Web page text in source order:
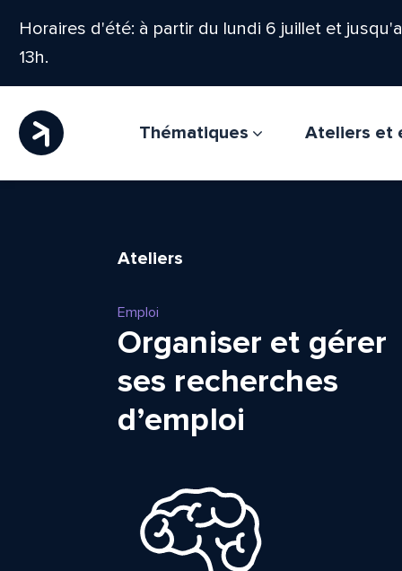
Horaires d'été: à partir du lundi 6 juillet et
13h.
Thématiques Ateliers et
Ateliers
Emploi
Organiser et gérer
ses recherches
d’emploi